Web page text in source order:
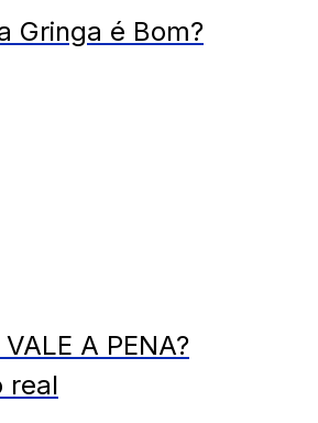
Gringa é Bom?
A PENA?
real